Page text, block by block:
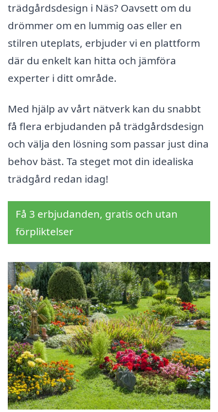
trädgårdsdesign i Näs? Oavsett om du
drömmer om en lummig oas eller en
stilren uteplats, erbjuder vi en plattform
där du enkelt kan hitta och jämföra
experter i ditt område.
Med hjälp av vårt nätverk kan du snabbt
få flera erbjudanden på trädgårdsdesign
och välja den lösning som passar just dina
behov bäst. Ta steget mot din idealiska
trädgård redan idag!
Få 3 erbjudanden, gratis och utan
förpliktelser